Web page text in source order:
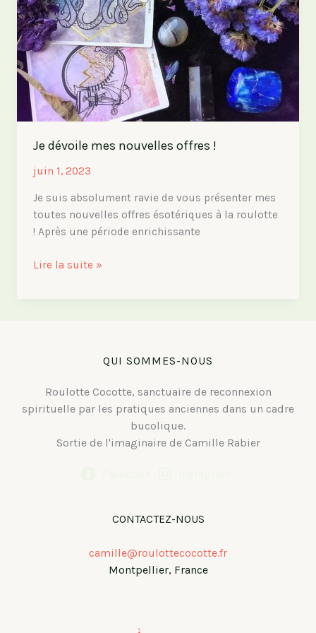
Je dévoile mes nouvelles offres !
juin 1, 2023
Je suis absolument ravie de vous présenter mes
toutes nouvelles offres ésotériques à la roulotte
! Après une période enrichissante
Je
Lire la suite »
QUI SOMMES-NOUS
Roulotte Cocotte, sanctuaire de reconnexion
spirituelle par les pratiques anciennes dans un cadre
bucolique.
Sortie de l'imaginaire de Camille Rabier
CONTACTEZ-NOUS
camille@roulottecocotte.fr
Montpellier, France